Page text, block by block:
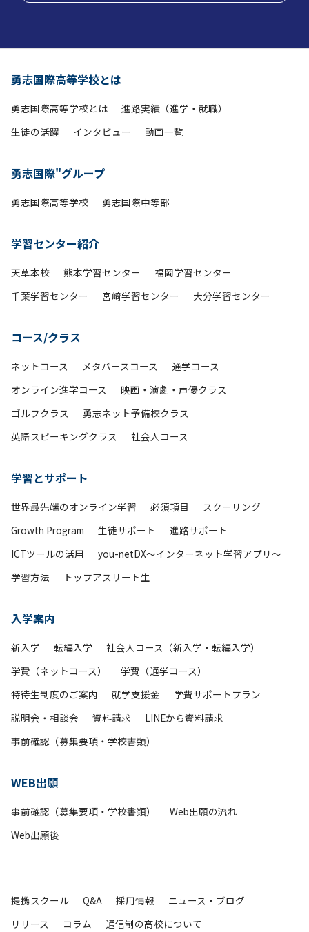
勇志国際高等学校とは
勇志国際高等学校とは
進路実績（進学・就職）
生徒の活躍
インタビュー 動画一覧
勇志国際"グループ
勇志国際高等学校 勇志国際中等部
学習センター紹介
天草本校 熊本学習センター
福岡学習センター
千葉学習センター
宮崎学習センター 大分学習センター
コース/クラス
ネットコース メタバースコース
通学コース
オンライン進学コース
映画・演劇・声優クラス
ゴルフクラス
勇志ネット予備校クラス
英語スピーキングクラス
社会人コース
学習とサポート
世界最先端のオンライン学習 必須項目
スクーリング
Growth Program
生徒サポート
進路サポート
ICTツールの活用
you-netDX～インターネット学習アプリ～
学習方法
トップアスリート生
入学案内
新入学 転編入学
社会人コース（新入学・転編入学）
学費（ネットコース）
学費（通学コース）
特待生制度のご案内
就学支援金
学費サポートプラン
説明会・相談会
資料請求
LINEから資料請求
事前確認（募集要項・学校書類）
WEB出願
事前確認（募集要項・学校書類）
Web出願の流れ
Web出願後
提携スクール Q&A 採用情報
ニュース・ブログ
リリース
コラム 通信制の高校について